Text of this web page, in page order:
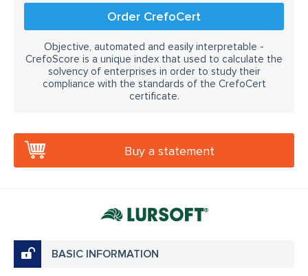
Order CrefoCert
Objective, automated and easily interpretable -
CrefoScore is a unique index that used to calculate the
solvency of enterprises in order to study their
compliance with the standards of the CrefoCert
certificate.
Buy a statement
BASIC INFORMATION